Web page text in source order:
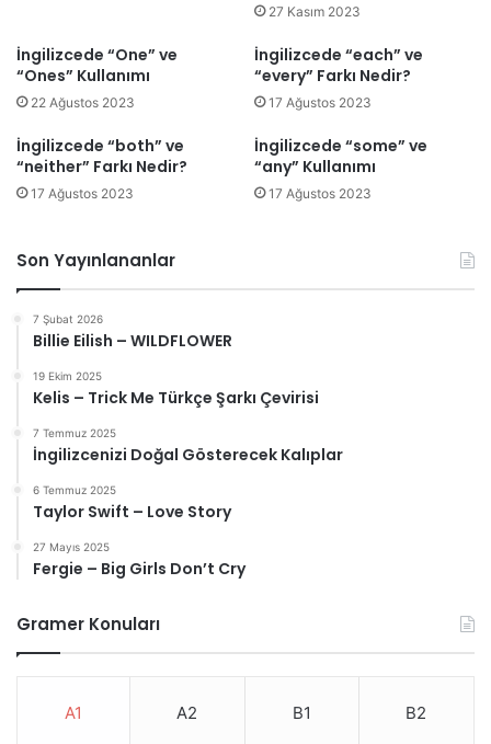
27 Kasım 2023
İngilizcede “One” ve
“Ones” Kullanımı
22 Ağustos 2023
İngilizcede “each” ve
“every” Farkı Nedir?
17 Ağustos 2023
İngilizcede “both” ve
“neither” Farkı Nedir?
17 Ağustos 2023
İngilizcede “some” ve
“any” Kullanımı
17 Ağustos 2023
Son Yayınlananlar
7 Şubat 2026
Billie Eilish – WILDFLOWER
19 Ekim 2025
Kelis – Trick Me Türkçe Şarkı Çevirisi
7 Temmuz 2025
İngilizcenizi Doğal Gösterecek Kalıplar
6 Temmuz 2025
Taylor Swift – Love Story
27 Mayıs 2025
Fergie – Big Girls Don’t Cry
Gramer Konuları
A1 A2 B1 B2